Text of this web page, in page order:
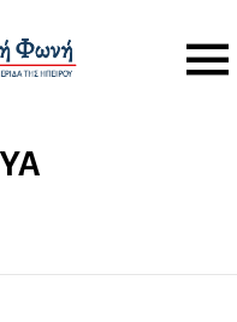
Menu